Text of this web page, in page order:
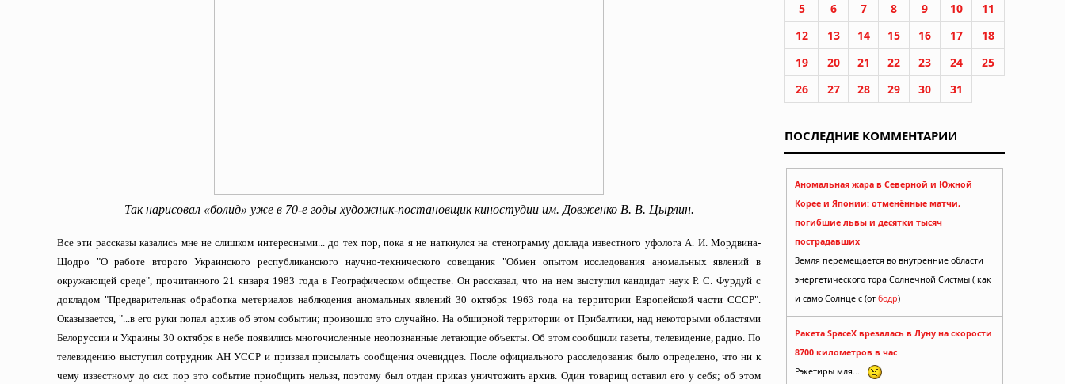
Так нарисовал «болид» уже в 70-е годы художник-постановщик киностудии им. Довженко В. В. Цырлин.
Все эти рассказы казались мне не слишком интересными... до тех пор, пока я не наткнулся на стенограмму доклада известного уфолога А. И. Мордвина-
Щодро "О работе второго Украинского республиканского научно-технического совещания "Обмен опытом исследования аномальных явлений в
окружающей среде", прочитанного 21 января 1983 года в Географическом обществе. Он рассказал, что на нем выступил кандидат наук Р. С. Фурдуй с
докладом "Предварительная обработка метериалов наблюдения аномальных явлений 30 октября 1963 года на территории Европейской части СССР".
Оказывается, "...в его руки попал архив об этом событии; произошло это случайно. На обширной территории от Прибалтики, над некоторыми областями
Белоруссии и Украины 30 октября в небе появились многочисленные неопознанные летающие объекты. Об этом сообщили газеты, телевидение, радио. По
телевидению выступил сотрудник АН УССР и призвал присылать сообщения очевидцев. После официального расследования было определено, что ни к
чему известному до сих пор это событие приобщить нельзя, поэтому был отдан приказ уничтожить архив. Один товарищ оставил его у себя; об этом
5
6 7 8 9 10
11
12
13 14 15 16 17
18
19
20 21 22 23 24
25
26
27 28 29 30 31
ПОСЛЕДНИЕ КОММЕНТАРИИ
Аномальная жара в Северной и Южной
Корее и Японии: отменённые матчи,
погибшие львы и десятки тысяч
пострадавших
Земля перемещается во внутренние области
энергетического тора Солнечной Систмы ( как
и само Солнце с (от бодр)
Ракета SpaceX врезалась в Луну на скорости
8700 километров в час
Рэкетиры мля....